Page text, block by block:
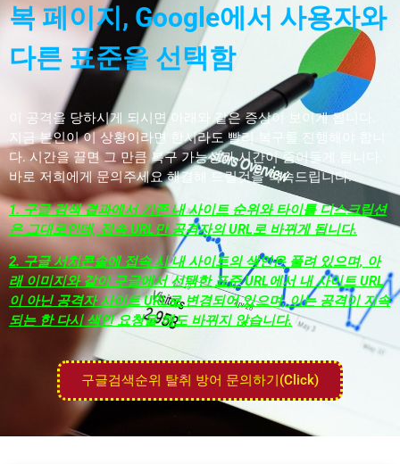
복 페이지, Google에서 사용자와
다른 표준을 선택함
이 공격을 당하시게 되시면 아래와 같은 증상이 보이게 됩니다.
지금 본인이 이 상황이라면 한시라도 빨리 복구를 진행해야 합니
다. 시간을 끌면 그 만큼 복구 가능성과 시간이 줄어들게 됩니다.
바로 저희에게 문의주세요 해결해 드릴것을 약속드립니다.
1. 구글 검색 결과에서 기존 내 사이트 순위와 타이틀 디스크립션
은 그대로인데, 접속 URL만 공격자의 URL로 바뀌게 됩니다.
2. 구글 서치콘솔에 접속 시 내 사이트의 색인은 풀려 있으며, 아
래 이미지와 같이 구글에서 선택한 표준 URL에서 내 사이트 URL
이 아닌 공격자 사이트 URL로 변경되어 있으며, 이는 공격이 지속
되는 한 다시 색인 요청을 해도 바뀌지 않습니다.
구글검색순위 탈취 방어 문의하기(Click)